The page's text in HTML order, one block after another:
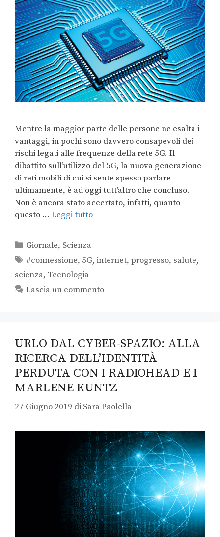
Mentre la maggior parte delle persone ne esalta i
vantaggi, in pochi sono davvero consapevoli dei
rischi legati alle frequenze della rete 5G. Il
dibattito sull’utilizzo del 5G, la nuova generazione
di reti mobili di cui si sente spesso parlare
ultimamente, è ad oggi tutt’altro che concluso.
Non è ancora stato accertato, infatti, quanto
questo … Leggi tutto
Giornale, Scienza
#connessione, 5G,internet,progresso, salute,
scienza, Tecnologia
Lascia un commento
URLO DAL CYBER-SPAZIO: ALLA
RICERCA DELL’IDENTITÀ
PERDUTA CON I RADIOHEAD E I
MARLENE KUNTZ
27 Giugno 2019 di Sara Paolella